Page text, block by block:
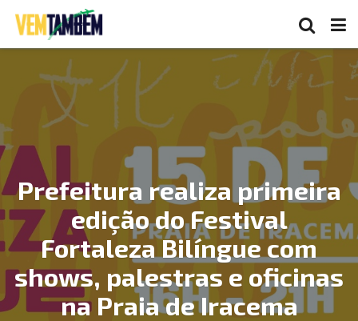
Prefeitura realiza primeira
edição do Festival
Fortaleza Bilíngue com
shows, palestras e oficinas
na Praia de Iracema